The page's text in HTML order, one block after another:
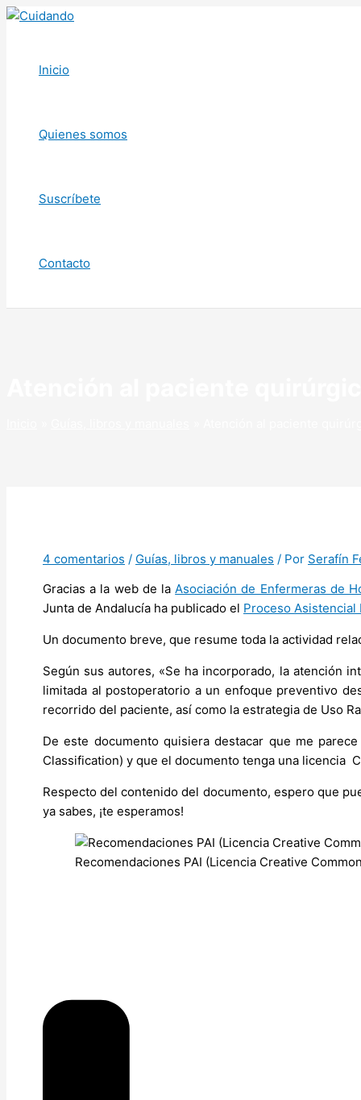
Ir
Inicio
Quienes somos
Suscríbete
Contacto
4 comentarios / Guías, libros y manuales / Por Serafín
Gracias a la web de laAsociación de Enfermeras de
Junta de Andalucía ha publicado el Proceso
Un documento breve, que resume toda la actividad
Según sus autores, «Se ha incorporado, la atención
limitada al postoperatorio a un enfoque preventivo
recorrido del paciente, así como la estrategia de Uso
De este documento quisiera destacar que me
Classification) y que el documento tenga una licencia
Respecto del contenido del documento, espero que
ya sabes, ¡te esperamos!
Recomendaciones PAI (Licencia Creative